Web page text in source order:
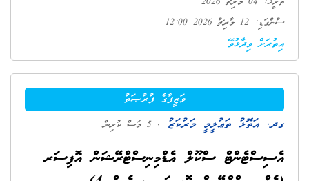
ސުންގަޑި: 12 މާރިޗު 2026 12:00
އިތުރަށް ވިދާޅުވޭ
ވަޒީފާގެ ފުރުޞަތު
ގދ. އަތޮޅު ތަޢުލީމީ މަރުކަޒު . 5 މަސް ކުރިން
އެސިސްޓެންޓް ސްކޫލް އެޑްމިނިސްޓްރޭޝަން އޮފިސަރ